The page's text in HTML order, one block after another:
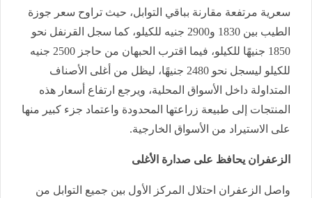
سعرية مرتفعة مقارنة بباقي التوابل، حيث تراوح سعر جوزة
الطيب بين 1830 و2900 جنيه للكيلو، كما سجل القرنفل نحو
1850 جنيهًا للكيلو، فيما اقترب الحبهان من حاجز 2500 جنيه
للكيلو ليسجل نحو 2480 جنيهًا، ليظل من أغلى الأصناف
المتداولة داخل الأسواق المحلية، ويرجع ارتفاع أسعار هذه
المنتجات إلى طبيعة زراعتها المحدودة واعتماد جزء كبير منها
على الاستيراد من الأسواق الخارجية.
الزعفران يحافظ على صدارة الأغلى
واصل الزعفران احتلال المركز الأول بين جميع التوابل من